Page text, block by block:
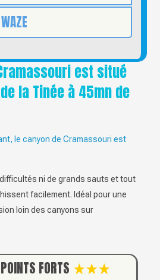
est situé
la Tinée à 45mn de
le canyon de Cramassouri est
difficultés ni de grands sauts et tout
facilement. Idéal pour une
loin des canyons sur
FORTS